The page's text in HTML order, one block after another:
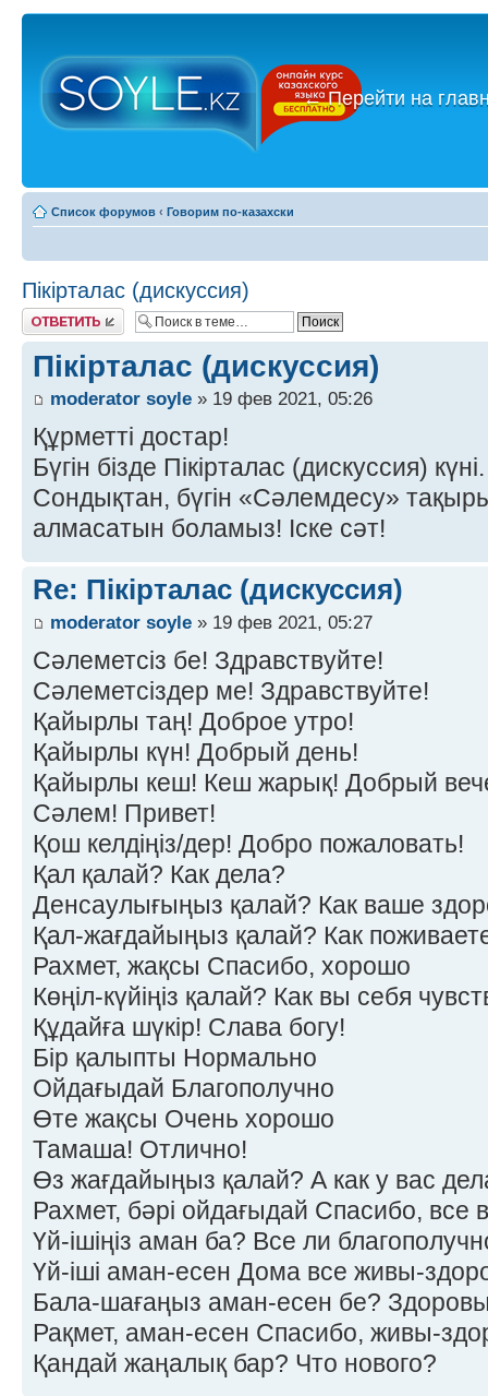
←Перейти на
Список форумов ‹ Говорим по-казахски
Пікірталас (дискуссия)
Ответить
Пікірталас (дискуссия)
moderator soyle » 19 фев 2021, 05:26
Құрметті достар!
Бүгін бізде Пікірталас (дискуссия) күні.
Сондықтан, бүгін «Сәлемдесу»
алмасатын боламыз! Іске сәт!
Re: Пікірталас (дискуссия)
moderator soyle » 19 фев 2021, 05:27
Сәлеметсіз бе! Здравствуйте!
Сәлеметсіздер ме! Здравствуйте!
Қайырлы таң! Доброе утро!
Қайырлы күн! Добрый день!
Қайырлы кеш! Кеш жарық! Добрый
Сәлем! Привет!
Қош келдіңіз/дер! Добро пожаловать!
Қал қалай? Как дела?
Денсаулығыңыз қалай? Как ваше
Қал-жағдайыңыз қалай? Как
Рахмет, жақсы Спасибо, хорошо
Көңіл-күйіңіз қалай? Как вы себя
Құдайға шүкір! Слава богу!
Бір қалыпты Нормально
Ойдағыдай Благополучно
Өте жақсы Очень хорошо
Тамаша! Отлично!
Өз жағдайыңыз қалай? А как у вас
Рахмет, бәрі ойдағыдай Спасибо, все
Үй-ішіңіз аман ба? Все ли
Үй-іші аман-есен Дома все живы-
Бала-шағаңыз аман-есен бе?
Рақмет, аман-есен Спасибо, живы-
Қандай жаңалық бар? Что нового?